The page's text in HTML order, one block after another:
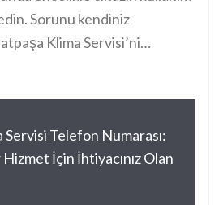
Sorunu kendiniz
Klima Servisi’ni
Telefon Numarası:
Hizmet İçin İhtiyacınız Olan